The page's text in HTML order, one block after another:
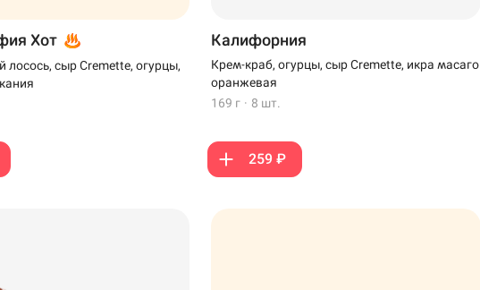
Хот
лосось, сыр Cremette, огурцы,
Калифорния
Крем-краб, огурцы, сыр Cremette, икра масаго
оранжевая
169 г · 8 шт.
259 ₽